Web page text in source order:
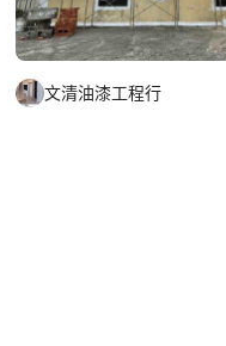
文清油漆工程行